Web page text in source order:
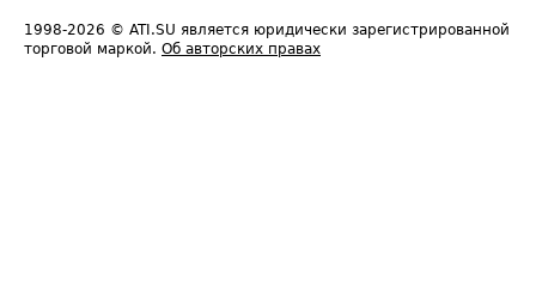
1998-2026 © ATI.SU является юридически зарегистрированной
торговой маркой. Об авторских правах